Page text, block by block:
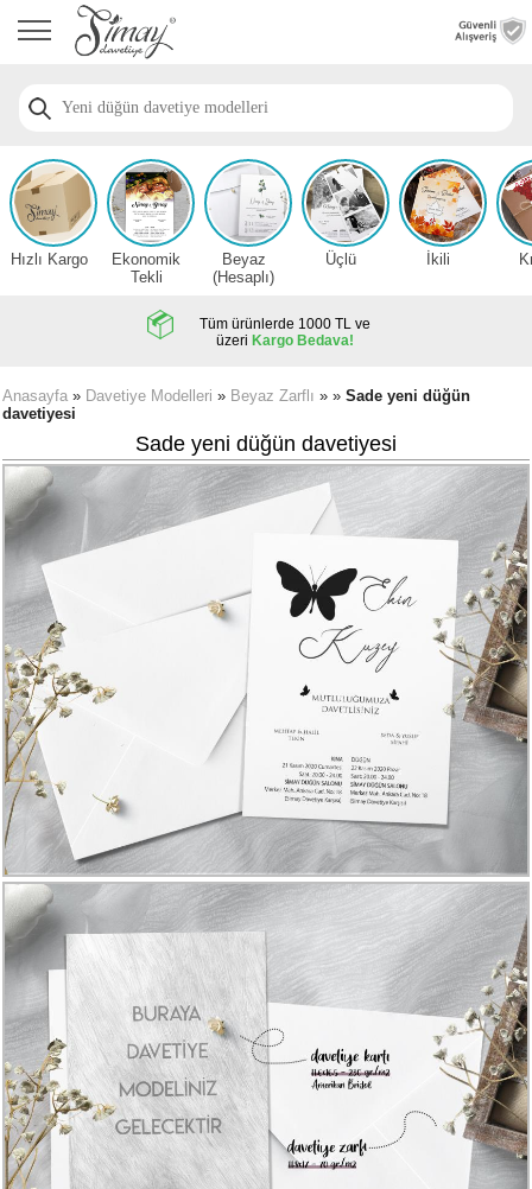
Anasayfa
Davetiye
Nişan
Davetiye
Modelleri
Düğün
Davetiye
Zarfsız,
Hesaplı
Davetiye
Modelleri
Karikatürlü
Davetiye
Modelleri
Sade
Düğün
Davetiye
Modelleri
Atatürk'lü
Davetiyeler
Papatyalı
Davetiye
Modelleri
Düğün
Davetiyeler
yeni
Numune
Talebi
(ücretsiz)
Hızlı Kargo
Ekonomik
Tekli
Beyaz
(Hesaplı)
Üçlü İkili
Tüm ürünlerde 1000 TL ve
üzeri Kargo Bedava!
Anasayfa » Davetiye Modelleri » Beyaz Zarflı » » Sade yeni düğün
davetiyesi
Sade yeni düğün davetiyesi